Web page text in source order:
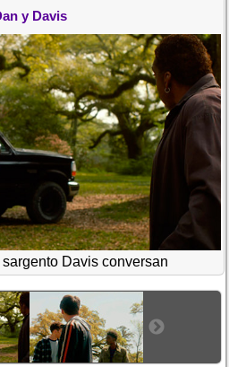
y Davis
Davis conversan